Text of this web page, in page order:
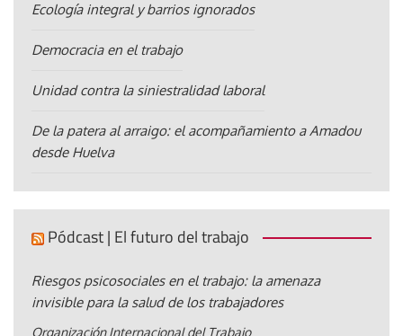
Ecología integral y barrios ignorados
Democracia en el trabajo
Unidad contra la siniestralidad laboral
De la patera al arraigo: el acompañamiento a Amadou
desde Huelva
Pódcast | El futuro del trabajo
Riesgos psicosociales en el trabajo: la amenaza
invisible para la salud de los trabajadores
Organización Internacional del Trabajo